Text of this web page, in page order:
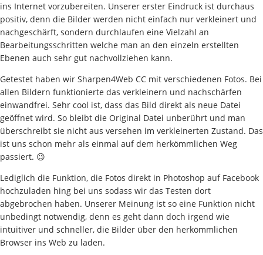
ins Internet vorzubereiten. Unserer erster Eindruck ist durchaus
positiv, denn die Bilder werden nicht einfach nur verkleinert und
nachgeschärft, sondern durchlaufen eine Vielzahl an
Bearbeitungsschritten welche man an den einzeln erstellten
Ebenen auch sehr gut nachvollziehen kann.
Getestet haben wir Sharpen4Web CC mit verschiedenen Fotos. Bei
allen Bildern funktionierte das verkleinern und nachschärfen
einwandfrei. Sehr cool ist, dass das Bild direkt als neue Datei
geöffnet wird. So bleibt die Original Datei unberührt und man
überschreibt sie nicht aus versehen im verkleinerten Zustand. Das
ist uns schon mehr als einmal auf dem herkömmlichen Weg
passiert. 😉
Lediglich die Funktion, die Fotos direkt in Photoshop auf Facebook
hochzuladen hing bei uns sodass wir das Testen dort
abgebrochen haben. Unserer Meinung ist so eine Funktion nicht
unbedingt notwendig, denn es geht dann doch irgend wie
intuitiver und schneller, die Bilder über den herkömmlichen
Browser ins Web zu laden.